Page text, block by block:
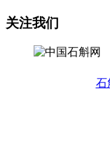
关注我们
石